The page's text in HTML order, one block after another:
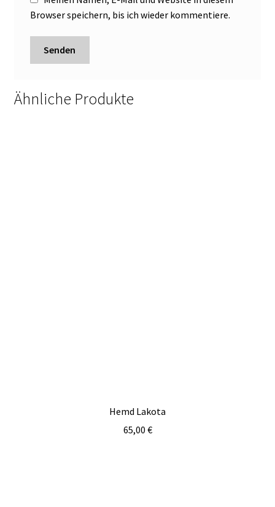
Browser speichern, bis ich wieder kommentiere.
Ähnliche Produkte
Hemd Lakota
65,00 €